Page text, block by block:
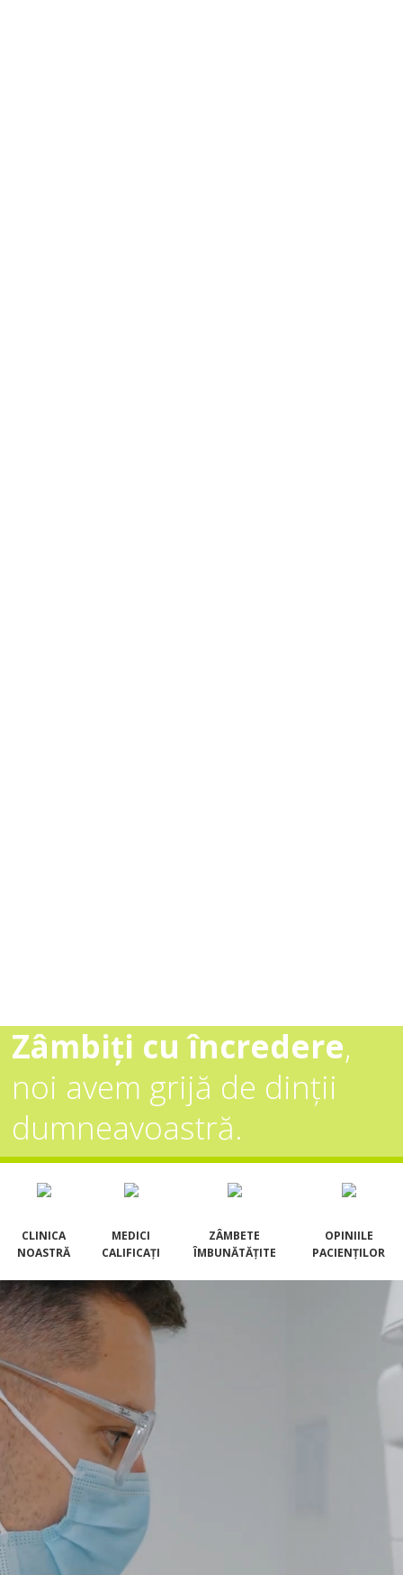
cu încredere,
grijă de dinții
CLINICA
NOASTRĂ
MEDICI
CALIFICAȚI
ZÂMBETE
ÎMBUNĂTĂȚITE
OPINIILE
PACIENȚILOR